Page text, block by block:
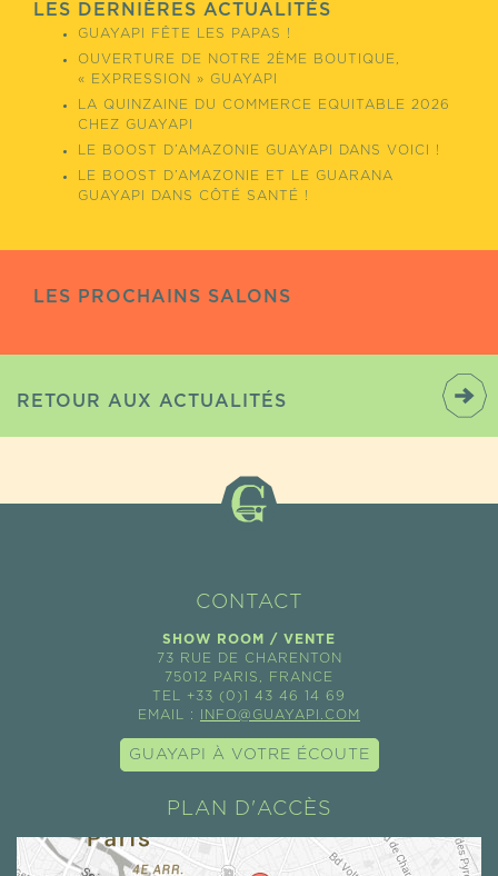
LES DERNIÈRES ACTUALITÉS
GUAYAPI FÊTE LES PAPAS !
OUVERTURE DE NOTRE 2ÈME BOUTIQUE,
« EXPRESSION » GUAYAPI
LA QUINZAINE DU COMMERCE EQUITABLE 2026
CHEZ GUAYAPI
LE BOOST D’AMAZONIE GUAYAPI DANS VOICI !
LE BOOST D’AMAZONIE ET LE GUARANA
GUAYAPI DANS CÔTÉ SANTÉ !
LES PROCHAINS SALONS
RETOUR AUX ACTUALITÉS
CONTACT
SHOW ROOM / VENTE
73 RUE DE CHARENTON
75012 PARIS, FRANCE
TEL +33 (0)1 43 46 14 69
EMAIL :
INFO@GUAYAPI.COM
GUAYAPI À VOTRE ÉCOUTE
PLAN D'ACCÈS